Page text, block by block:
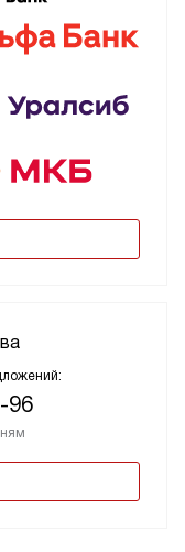
96